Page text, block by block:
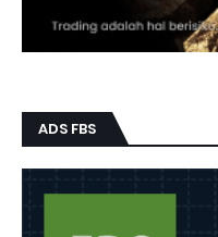
ADS FBS